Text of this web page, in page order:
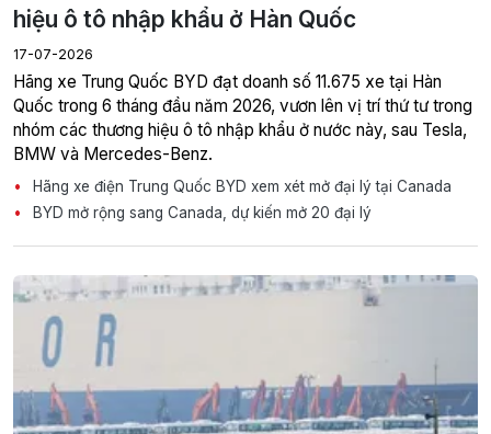
hiệu ô tô nhập khẩu ở Hàn Quốc
17-07-2026
Hãng xe Trung Quốc BYD đạt doanh số 11.675 xe tại Hàn
Quốc trong 6 tháng đầu năm 2026, vươn lên vị trí thứ tư trong
nhóm các thương hiệu ô tô nhập khẩu ở nước này, sau Tesla,
BMW và Mercedes-Benz.
Hãng xe điện Trung Quốc BYD xem xét mở đại lý tại Canada
BYD mở rộng sang Canada, dự kiến mở 20 đại lý